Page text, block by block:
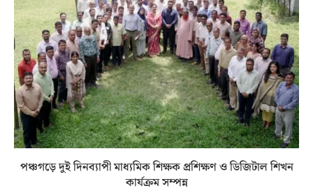
পঞ্চগড়ে দুই দিনব্যাপী মাধ্যমিক শিক্ষক প্রশিক্ষণ ও ডিজিটাল শিখন
কার্যক্রম সম্পন্ন